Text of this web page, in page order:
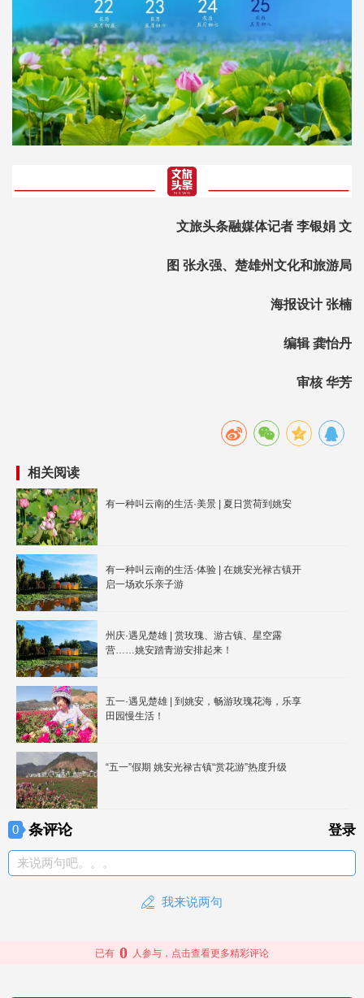
文旅头条融媒体记者 李银娟 文
图 张永强、楚雄州文化和旅游局
海报设计 张楠
编辑 龚怡丹
审核 华芳
相关阅读
有一种叫云南的生活·美景 | 夏日赏荷到姚安
有一种叫云南的生活·体验 | 在姚安光禄古镇开
启一场欢乐亲子游
州庆·遇见楚雄 | 赏玫瑰、游古镇、星空露
营……姚安踏青游安排起来！
五一·遇见楚雄 | 到姚安，畅游玫瑰花海，乐享
田园慢生活！
“五一”假期 姚安光禄古镇“赏花游”热度升级
0 条评论 登录
来说两句吧。。。
我来说两句
已有 0 人参与，点击查看更多精彩评论